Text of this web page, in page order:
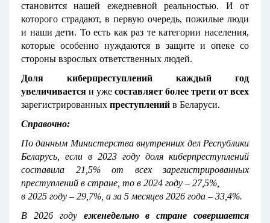
становится нашей ежедневной реальностью. И от
которого страдают, в первую очередь, пожилые люди
и наши дети. То есть как раз те категории населения,
которые особенно нуждаются в защите и опеке со
стороны взрослых ответственных людей.
Доля киберпреступлений каждый год
увеличивается и уже составляет более трети от всех
зарегистрированных преступлений в Беларуси.
Справочно:
По данным Министерства внутренних дел Республики
Беларусь, если в 2023 году доля киберпреступлений
составила 21,5% от всех зарегистрированных
преступлений в стране, то в 2024 году – 27,5%,
в 2025 году – 29,7%, а за 5 месяцев 2026 года – 33,4%.
В 2026 году еженедельно в стране совершается